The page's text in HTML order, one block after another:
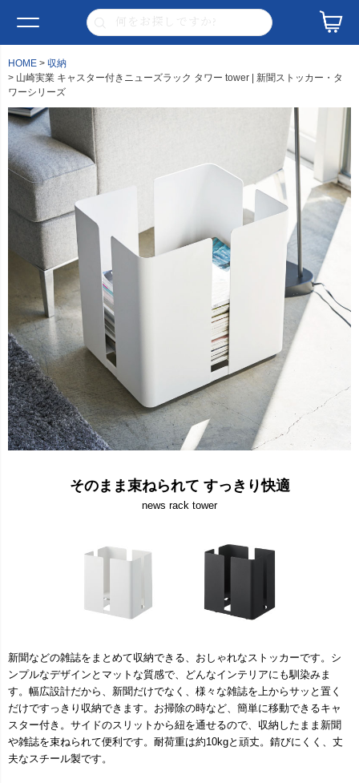
HOME
収納
山崎実業 キャスター付きニューズラック タワー tower | 新聞ストッカー・タ
ワーシリーズ
そのまま束ねられて すっきり快適
news rack tower
新聞などの雑誌をまとめて収納できる、おしゃれなストッカーです。シ
ンプルなデザインとマットな質感で、どんなインテリアにも馴染みま
す。幅広設計だから、新聞だけでなく、様々な雑誌を上からサッと置く
だけですっきり収納できます。お掃除の時など、簡単に移動できるキャ
スター付き。サイドのスリットから紐を通せるので、収納したまま新聞
や雑誌を束ねられて便利です。耐荷重は約10kgと頑丈。錆びにくく、丈
夫なスチール製です。